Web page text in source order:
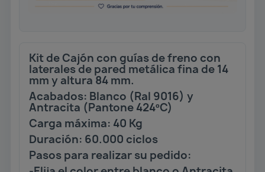
Kit de Cajón con guías de freno con
laterales de pared metálica fina de 14
mm y altura 84 mm.
Acabados: Blanco (Ral 9016) y
Antracita (Pantone 424ºC)
Carga máxima: 40 Kg
Duración: 60.000 ciclos
Pasos para realizar su pedido: